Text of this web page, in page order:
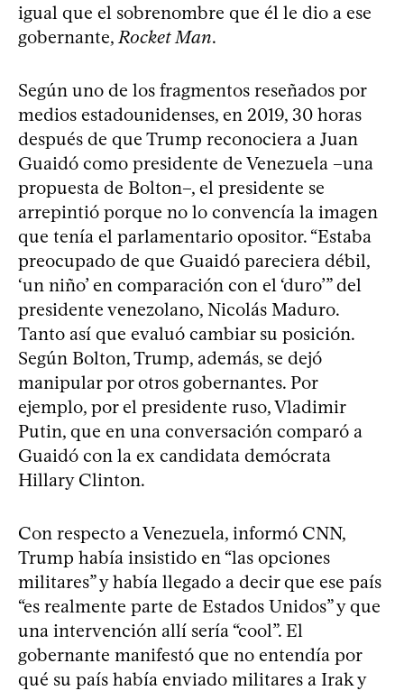
igual que el sobrenombre que él le dio a ese
gobernante, Rocket Man.
Según uno de los fragmentos reseñados por
medios estadounidenses, en 2019, 30 horas
después de que Trump reconociera a Juan
Guaidó como presidente de Venezuela –una
propuesta de Bolton–, el presidente se
arrepintió porque no lo convencía la imagen
que tenía el parlamentario opositor. “Estaba
preocupado de que Guaidó pareciera débil,
‘un niño’ en comparación con el ‘duro’” del
presidente venezolano, Nicolás Maduro.
Tanto así que evaluó cambiar su posición.
Según Bolton, Trump, además, se dejó
manipular por otros gobernantes. Por
ejemplo, por el presidente ruso, Vladimir
Putin, que en una conversación comparó a
Guaidó con la ex candidata demócrata
Hillary Clinton.
Con respecto a Venezuela, informó CNN,
Trump había insistido en “las opciones
militares” y había llegado a decir que ese país
“es realmente parte de Estados Unidos” y que
una intervención allí sería “cool”. El
gobernante manifestó que no entendía por
qué su país había enviado militares a Irak y